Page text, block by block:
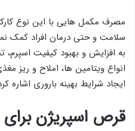
مصرف مکمل هایی با این نوع
سلامت و حتی درمان افراد کمک
به افزایش و بهبود کیفیت اسپرم،
انواع ویتامین ها، املاح و ریز
ایجاد شرایط بهینه باروری اشاره
قرص اسپریژن